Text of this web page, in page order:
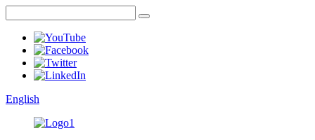
English